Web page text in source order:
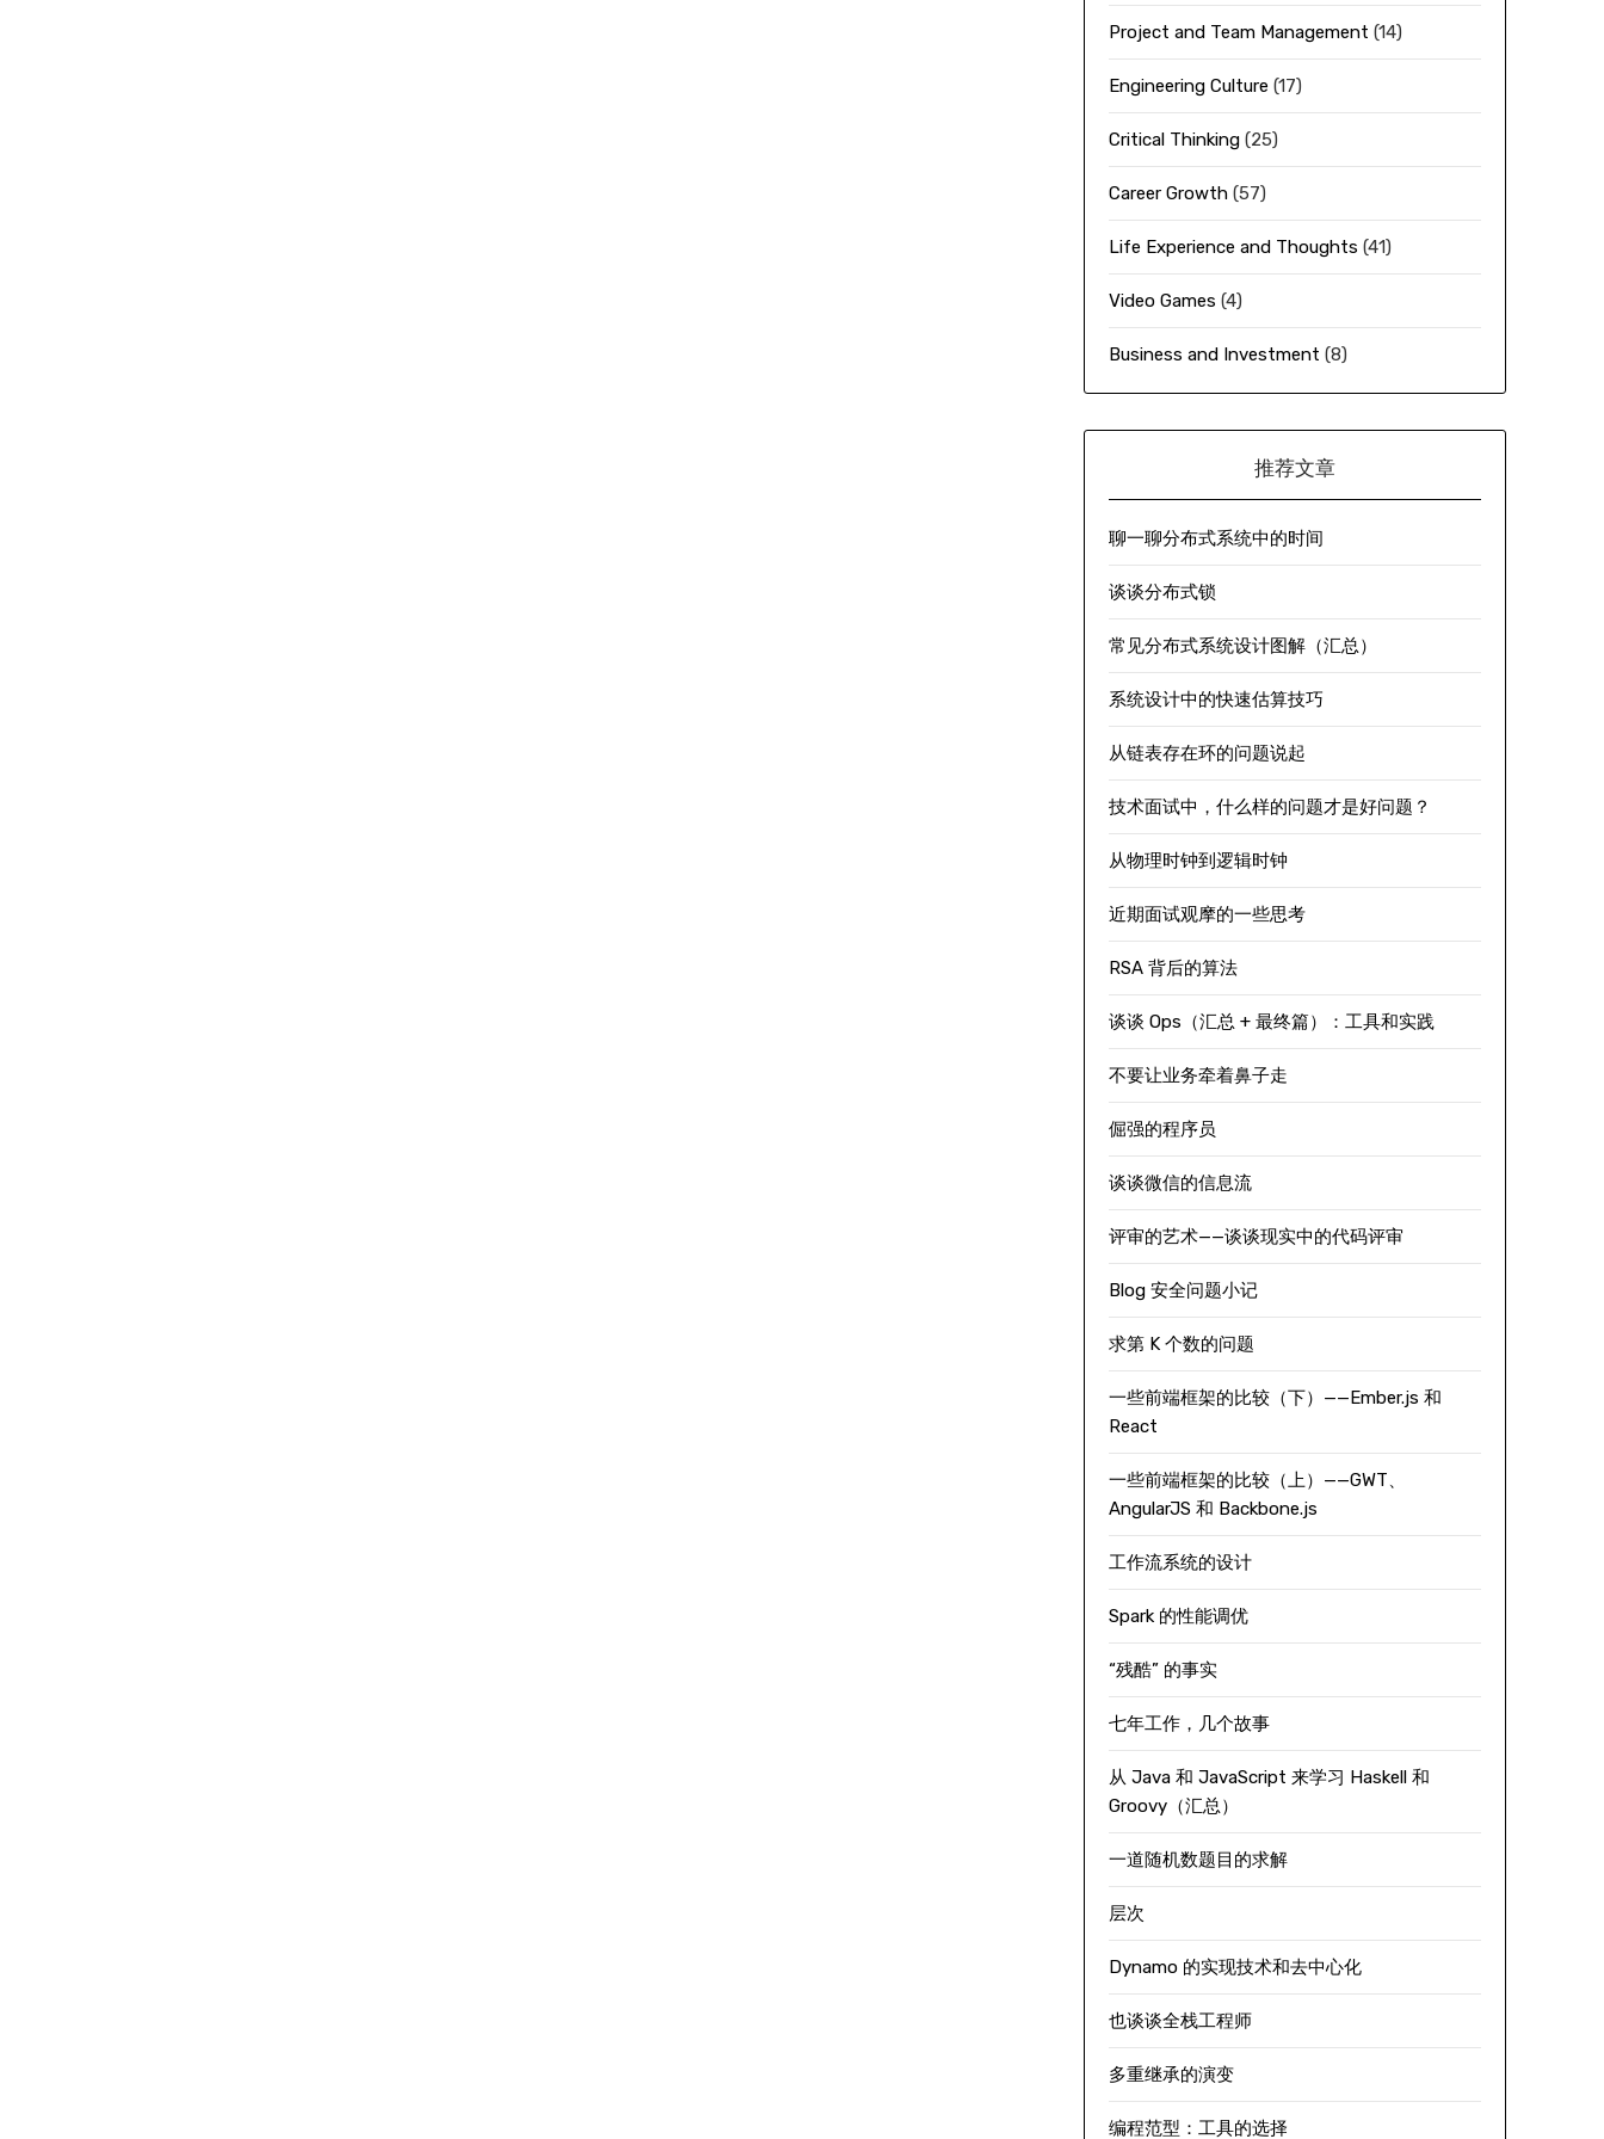
Project and Team Management (14)
Engineering Culture (17)
Critical Thinking(25)
Career Growth(57)
Life Experience and Thoughts (41)
Video Games (4)
Business and Investment (8)
推荐文章
聊一聊分布式系统中的时间
谈谈分布式锁
常见分布式系统设计图解（汇总）
系统设计中的快速估算技巧
从链表存在环的问题说起
技术面试中，什么样的问题才是好问题？
从物理时钟到逻辑时钟
近期面试观摩的一些思考
RSA 背后的算法
谈谈 Ops（汇总 + 最终篇）：工具和实践
不要让业务牵着鼻子走
倔强的程序员
谈谈微信的信息流
评审的艺术——谈谈现实中的代码评审
Blog 安全问题小记
求第 K 个数的问题
一些前端框架的比较（下）——Ember.js 和
React
一些前端框架的比较（上）——GWT、
AngularJS 和 Backbone.js
工作流系统的设计
Spark 的性能调优
“残酷” 的事实
七年工作，几个故事
从 Java 和 JavaScript 来学习 Haskell 和
Groovy（汇总）
一道随机数题目的求解
层次
Dynamo 的实现技术和去中心化
也谈谈全栈工程师
多重继承的演变
编程范型：工具的选择